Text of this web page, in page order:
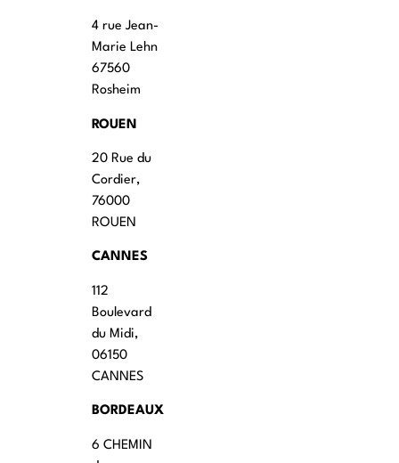
4 rue Jean-
Marie Lehn
67560
Rosheim
ROUEN
20 Rue du
Cordier,
76000
ROUEN
CANNES
112
Boulevard
du Midi,
06150
CANNES
BORDEAUX
6 CHEMIN